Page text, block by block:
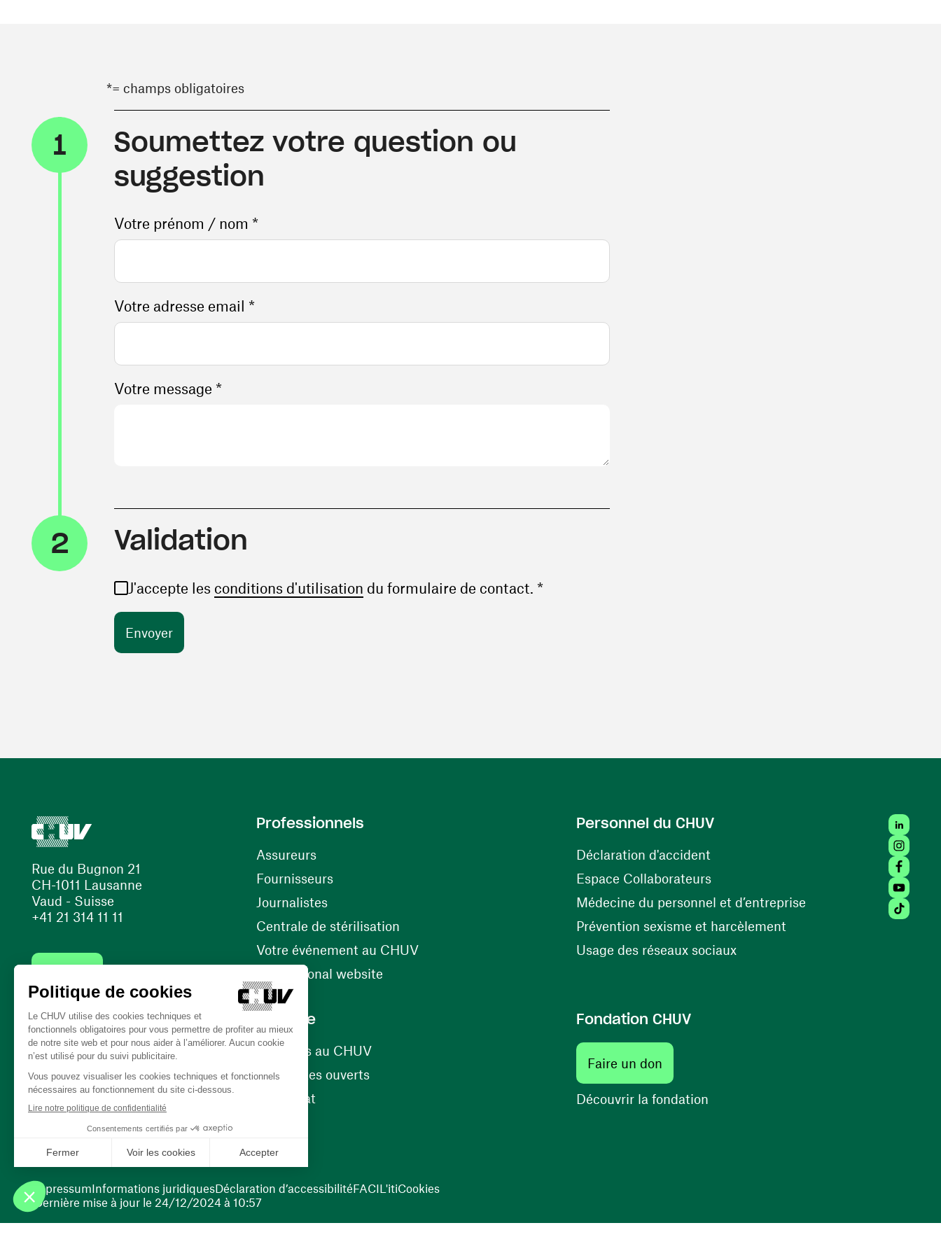
*= champs obligatoires
1
Soumettez votre question ou
suggestion
Votre prénom / nom *
Votre adresse email *
Votre message *
2 Validation
J'accepte les conditions d'utilisation (ouvre une nouvelle fenêtre)
du formulaire de contact. *
Rue du Bugnon 21
CH-1011 Lausanne
Vaud - Suisse
+41 21 314 11 11
(ouvre une nouvelle fenêtre)
(ouvre une nouvelle fenêtre)
Professionnels
Assureurs
Fournisseurs(ouvre une nouvelle fenêtre)
Journalistes
Centrale de stérilisation
Votre événement au CHUV(ouvre une nouvelle fenêtre)
International website
Personnel du CHUV
Déclaration d'accident(ouvre une nouvelle fenêtre)
Espace Collaborateurs(ouvre une nouvelle fenêtre)
Médecine du personnel et d’entreprise(ouvre une nouvelle
Prévention sexisme et harcèlement(ouvre une nouvelle
Usage des réseaux sociaux(ouvre une nouvelle fenêtre)
Carrière
Carrières au CHUV(ouvre une nouvelle fenêtre)
Nos postes ouverts(ouvre une nouvelle fenêtre)
Bénévolat
Fondation CHUV
Faire un don(ouvre une nouvelle fenêtre)
Découvrir la fondation(ouvre une nouvelle fenêtre)
Tiktok
Dernière mise à jour le 24/12/2024 à 10:57
ImpressumInformations juridiquesDéclaration d’accessibilitéFACIL'itiCookies